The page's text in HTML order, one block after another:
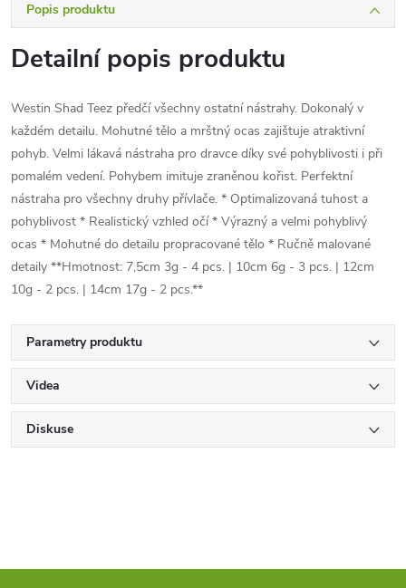
Popis produktu
Detailní popis produktu
Westin Shad Teez předčí všechny ostatní nástrahy. Dokonalý v
každém detailu. Mohutné tělo a mrštný ocas zajištuje atraktivní
pohyb. Velmi lákavá nástraha pro dravce díky své pohyblivosti i při
pomalém vedení. Pohybem imituje zraněnou kořist. Perfektní
nástraha pro všechny druhy přívlače. * Optimalizovaná tuhost a
pohyblivost * Realistický vzhled očí * Výrazný a velmi pohyblivý
ocas * Mohutné do detailu propracované tělo * Ručně malované
detaily **Hmotnost: 7,5cm 3g - 4 pcs. | 10cm 6g - 3 pcs. | 12cm
10g - 2 pcs. | 14cm 17g - 2 pcs.**
Parametry produktu
Videa
Diskuse